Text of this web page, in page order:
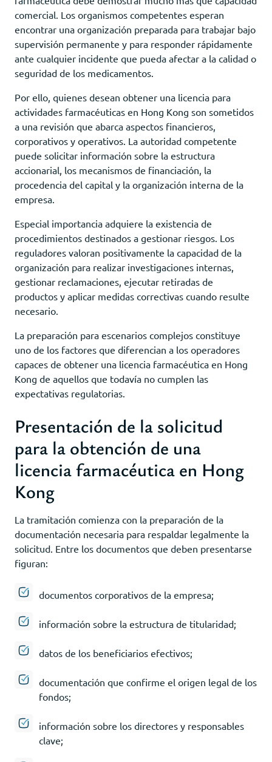
comercial. Los organismos competentes esperan
encontrar una organización preparada para trabajar bajo
supervisión permanente y para responder rápidamente
ante cualquier incidente que pueda afectar a la calidad o
seguridad de los medicamentos.
Por ello, quienes desean obtener una licencia para
actividades farmacéuticas en Hong Kong son sometidos
a una revisión que abarca aspectos financieros,
corporativos y operativos. La autoridad competente
puede solicitar información sobre la estructura
accionarial, los mecanismos de financiación, la
procedencia del capital y la organización interna de la
empresa.
Especial importancia adquiere la existencia de
procedimientos destinados a gestionar riesgos. Los
reguladores valoran positivamente la capacidad de la
organización para realizar investigaciones internas,
gestionar reclamaciones, ejecutar retiradas de
productos y aplicar medidas correctivas cuando resulte
necesario.
La preparación para escenarios complejos constituye
uno de los factores que diferencian a los operadores
capaces de obtener una licencia farmacéutica en Hong
Kong de aquellos que todavía no cumplen las
expectativas regulatorias.
Presentación de la solicitud
para la obtención de una
licencia farmacéutica en Hong
Kong
La tramitación comienza con la preparación de la
documentación necesaria para respaldar legalmente la
solicitud. Entre los documentos que deben presentarse
figuran:
documentos corporativos de la empresa;
información sobre la estructura de titularidad;
datos de los beneficiarios efectivos;
documentación que confirme el origen legal de los
fondos;
información sobre los directores y responsables
clave;